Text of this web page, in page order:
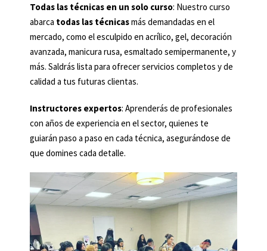
Todas las técnicas en un solo curso: Nuestro curso
abarca todas las técnicasmás demandadas en el
mercado, como el esculpido en acrílico, gel, decoración
avanzada, manicura rusa, esmaltado semipermanente, y
más. Saldrás lista para ofrecer servicios completos y de
calidad a tus futuras clientas.
Instructores expertos: Aprenderás de profesionales
con años de experiencia en el sector, quienes te
guiarán paso a paso en cada técnica, asegurándose de
que domines cada detalle.